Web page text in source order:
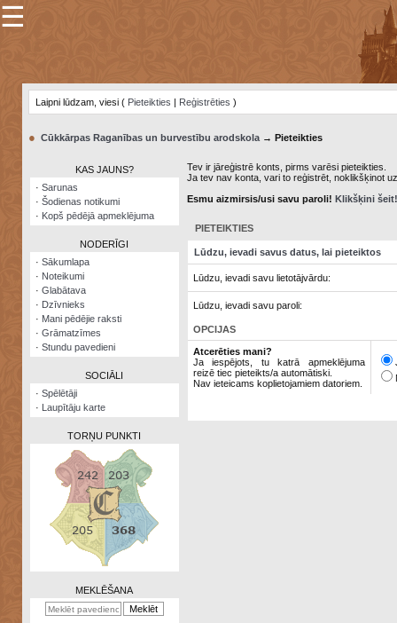
×
Šodienas
notikumi
Visatcera
almanahs
Arhīvs
Zināšanu
☰
Laipni lūdzam, viesi ( Pieteikties | Reģistrēties )
● Cūkkārpas Raganības un burvestību arodskola→ Pieteikties
KAS JAUNS?
· Sarunas
· Šodienas notikumi
· Kopš pēdējā apmeklējuma
NODERĪGI
· Sākumlapa
· Noteikumi
· Glabātava
· Dzīvnieks
· Mani pēdējie raksti
· Grāmatzīmes
· Stundu pavedieni
SOCIĀLI
· Spēlētāji
· Laupītāju karte
TORŅU PUNKTI
MEKLĒŠANA
Tev ir jāreģistrē konts, pirms varēsi pieteikties.
Ja tev nav konta, vari to reģistrēt, noklikšķinot
Esmu aizmirsis/usi savu paroli! Klikšķini šeit!
PIETEIKTIES
Lūdzu, ievadi savus datus, lai pieteiktos
Lūdzu, ievadi savu lietotājvārdu:
Lūdzu, ievadi savu paroli:
OPCIJAS
Atcerēties mani?
Ja iespējots, tu katrā apmeklējuma
reizē tiec pieteikts/a automātiski.
Nav ieteicams koplietojamiem datoriem.